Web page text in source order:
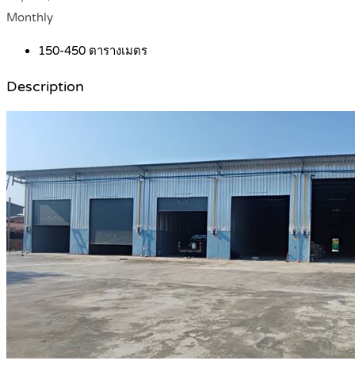
Monthly
150-450 ตารางเมตร
Description